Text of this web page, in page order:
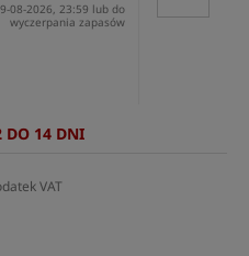
08-2026, 23:59 lub do
wyczerpania zapasów
DO 14 DNI
VAT